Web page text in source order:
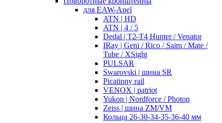
для EAW-Apel
ATN | HD
ATN | 4 / 5
Dedal | T2-T4 Hunter / Venator
IRay | Geni / Rico / Saim / Mate /
Tube / XSight
PULSAR
Swarovski | шина SR
Picatinny rail
VENOX | patriot
Yukon | Nordforce / Photon
Zeiss | шина ZM/VM
Кольца 26-30-34-35-36-40 мм